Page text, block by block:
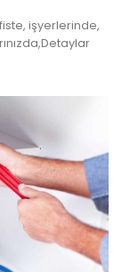
işyerlerinde,